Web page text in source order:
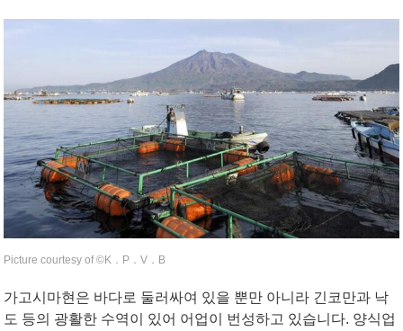
Picture courtesy of ©︎K．P．V．B
가고시마현은 바다로 둘러싸여 있을 뿐만 아니라 긴코만과 낙
도 등의 광활한 수역이 있어 어업이 번성하고 있습니다. 양식업